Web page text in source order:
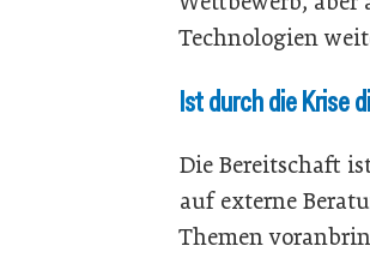
Technologien
Ist durch die Krise
Die Bereitschaft
auf externe
Themen